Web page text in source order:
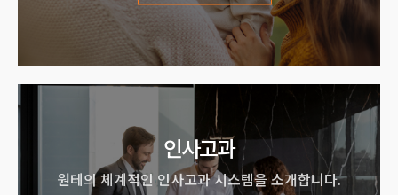
인사고과
원테의 체계적인 인사고과 시스템을 소개합니다.